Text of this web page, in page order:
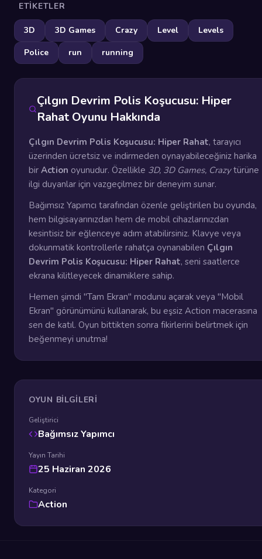
ETIKETLER
3D 3D Games Crazy Level
Levels
Police
run running
Çılgın Devrim Polis Koşucusu: Hiper
Rahat Oyunu Hakkında
Çılgın Devrim Polis Koşucusu: Hiper Rahat, tarayıcı
üzerinden ücretsiz ve indirmeden oynayabileceğiniz harika
bir Action oyunudur. Özellikle 3D, 3D Games, Crazytürüne
ilgi duyanlar için vazgeçilmez bir deneyim sunar.
Bağımsız Yapımcı tarafından özenle geliştirilen bu oyunda,
hem bilgisayarınızdan hem de mobil cihazlarınızdan
kesintisiz bir eğlenceye adım atabilirsiniz. Klavye veya
dokunmatik kontrollerle rahatça oynanabilen Çılgın
Devrim Polis Koşucusu: Hiper Rahat, seni saatlerce
ekrana kilitleyecek dinamiklere sahip.
Hemen şimdi "Tam Ekran" modunu açarak veya "Mobil
Ekran" görünümünü kullanarak, bu eşsiz Action macerasına
sen de katıl. Oyun bittikten sonra fikirlerini belirtmek için
beğenmeyi unutma!
OYUN BILGILERI
Geliştirici
Bağımsız Yapımcı
Yayın Tarihi
25 Haziran 2026
Kategori
Action